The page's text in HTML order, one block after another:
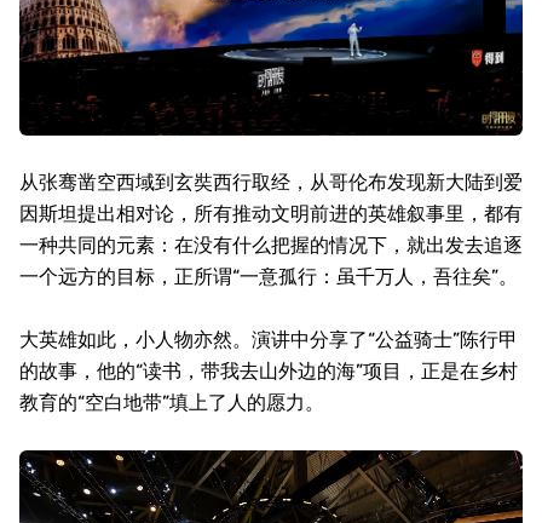
从张骞凿空西域到玄奘西行取经，从哥伦布发现新大陆到爱
因斯坦提出相对论，所有推动文明前进的英雄叙事里，都有
一种共同的元素：在没有什么把握的情况下，就出发去追逐
一个远方的目标，正所谓“一意孤行：虽千万人，吾往矣”。
大英雄如此，小人物亦然。演讲中分享了“公益骑士”陈行甲
的故事，他的“读书，带我去山外边的海”项目，正是在乡村
教育的“空白地带”填上了人的愿力。